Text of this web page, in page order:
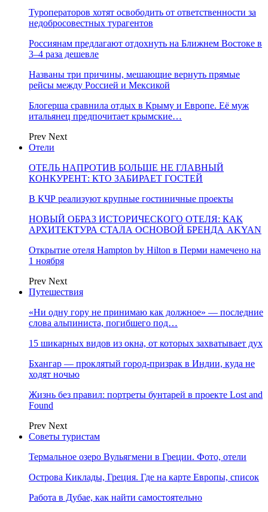
Туроператоров хотят освободить от ответственности за
недобросовестных турагентов
Россиянам предлагают отдохнуть на Ближнем Востоке в
3–4 раза дешевле
Названы три причины, мешающие вернуть прямые
рейсы между Россией и Мексикой
Блогерша сравнила отдых в Крыму и Европе. Её муж
итальянец предпочитает крымские…
Prev Next
Отели
ОТЕЛЬ НАПРОТИВ БОЛЬШЕ НЕ ГЛАВНЫЙ
КОНКУРЕНТ: КТО ЗАБИРАЕТ ГОСТЕЙ
В КЧР реализуют крупные гостиничные проекты
НОВЫЙ ОБРАЗ ИСТОРИЧЕСКОГО ОТЕЛЯ: КАК
АРХИТЕКТУРА СТАЛА ОСНОВОЙ БРЕНДА AKYAN
Открытие отеля Hampton by Hilton в Перми намечено на
1 ноября
Prev Next
Путешествия
«Ни одну гору не принимаю как должное» — последние
слова альпиниста, погибшего под…
15 шикарных видов из окна, от которых захватывает дух
Бхангар — проклятый город-призрак в Индии, куда не
ходят ночью
Жизнь без правил: портреты бунтарей в проекте Lost and
Found
Prev Next
Советы туристам
Термальное озеро Вульягмени в Греции. Фото, отели
Острова Киклады, Греция. Где на карте Европы, список
Работа в Дубае, как найти самостоятельно